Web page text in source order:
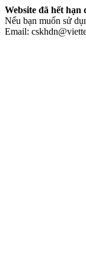
Website đã hết hạn
Nếu bạn muốn sử
Email: